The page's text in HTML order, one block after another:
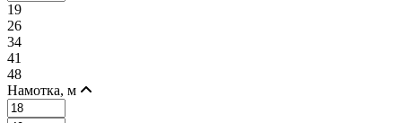
19
26
34
41
48
Намотка, м